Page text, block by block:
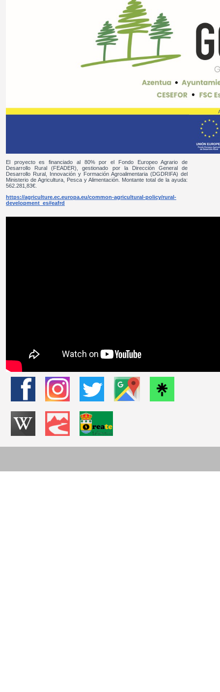
El proyecto es financiado al 80% por el Fondo Europeo Agrario de
Desarrollo Rural (FEADER), gestionado por la Dirección General de
Desarrollo Rural, Innovación y Formación Agroalimentaria (DGDRIFA) del
Ministerio de Agricultura, Pesca y Alimentación. Montante total de la ayuda:
562.281,83€.
https://agriculture.ec.europa.eu/common-agricultural-policy/rural-
development_es#eafrd